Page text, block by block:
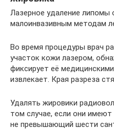
Лазерное удаление липомы
малоинвазивным методам
Во время процедуры врач
участок кожи лазером,
фиксирует её
извлекает. Края разреза
Удалять жировики
том случае, если они
не превышающий шести